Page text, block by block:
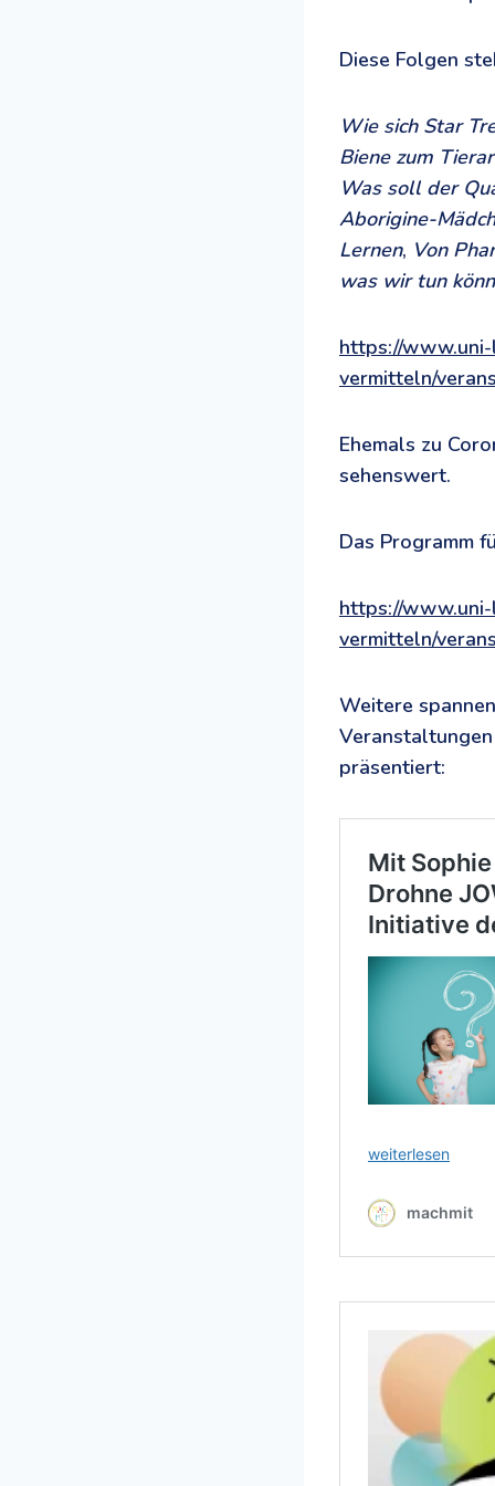
Diese Folgen
Wie sich Star
Biene zum
Was soll der
Aborigine-
Lernen, Von
was wir tun
https://
vermitteln/
Ehemals zu
sehenswert.
Das Programm
https://
vermitteln/
Weitere
präsentiert: